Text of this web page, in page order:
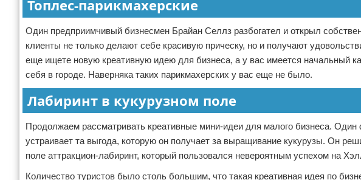
Топлес-парикмахерские
Один предприимчивый бизнесмен Брайан Селлз разбогател и открыл
клиенты не только делают себе красивую прическу, но и получают
еще ищете новую креативную идею для бизнеса, а у вас имеется начальный
себя в городе. Наверняка таких парикмахерских у вас еще не было.
Лабиринт в кукурузном поле
Продолжаем рассматривать креативные мини-идеи для малого бизнеса.
устраивает та выгода, которую он получает за выращивание кукурузы. Он
поле аттракцион-лабиринт, который пользовался невероятным успехом на
Количество туристов было столь большим, что такая креативная идея по